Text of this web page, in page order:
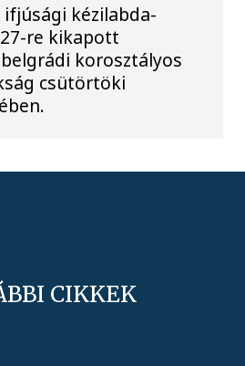
kézilabda-
re kikapott
korosztályos
csütörtöki
CIKKEK